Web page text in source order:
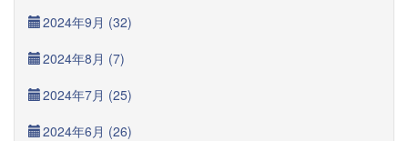
2024年9月 (32)
2024年8月 (7)
2024年7月 (25)
2024年6月 (26)